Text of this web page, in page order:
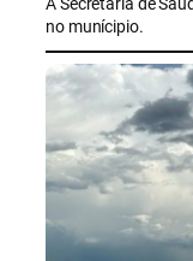
A Secretaria de
no munícipio.